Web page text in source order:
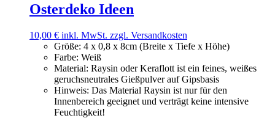
Osterdeko Ideen
10,00 € inkl. MwSt. zzgl. Versandkosten
Größe: 4 x 0,8 x 8cm (Breite x Tiefe x Höhe)
Farbe: Weiß
Material: Raysin oder Keraflott ist ein feines, weißes
geruchsneutrales Gießpulver auf Gipsbasis
Hinweis: Das Material Raysin ist nur für den
Innenbereich geeignet und verträgt keine intensive
Feuchtigkeit!